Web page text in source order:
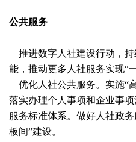
公共服务
推进数字人社建设行动，持
能，推动更多人社服务实现“
优化人社公共服务。实施“
落实办理个人事项和企业事
服务标准体系。做好人社政
板间”建设。